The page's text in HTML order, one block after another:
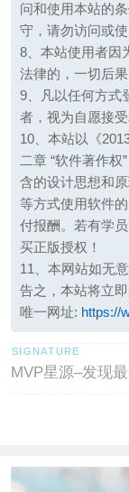
问和使用本站的
守，请勿访问或使
8、本站使用者因
法律的，一切后
9、凡以任何方式
者，视为自愿接
10、本站以《
二章 “软件著作
含的设计思想和
等方式使用软件
付报酬。若有学
买正版授权！
11、本网站如无
告之，本站将立即
唯一网址: https://
MVP星源–发现